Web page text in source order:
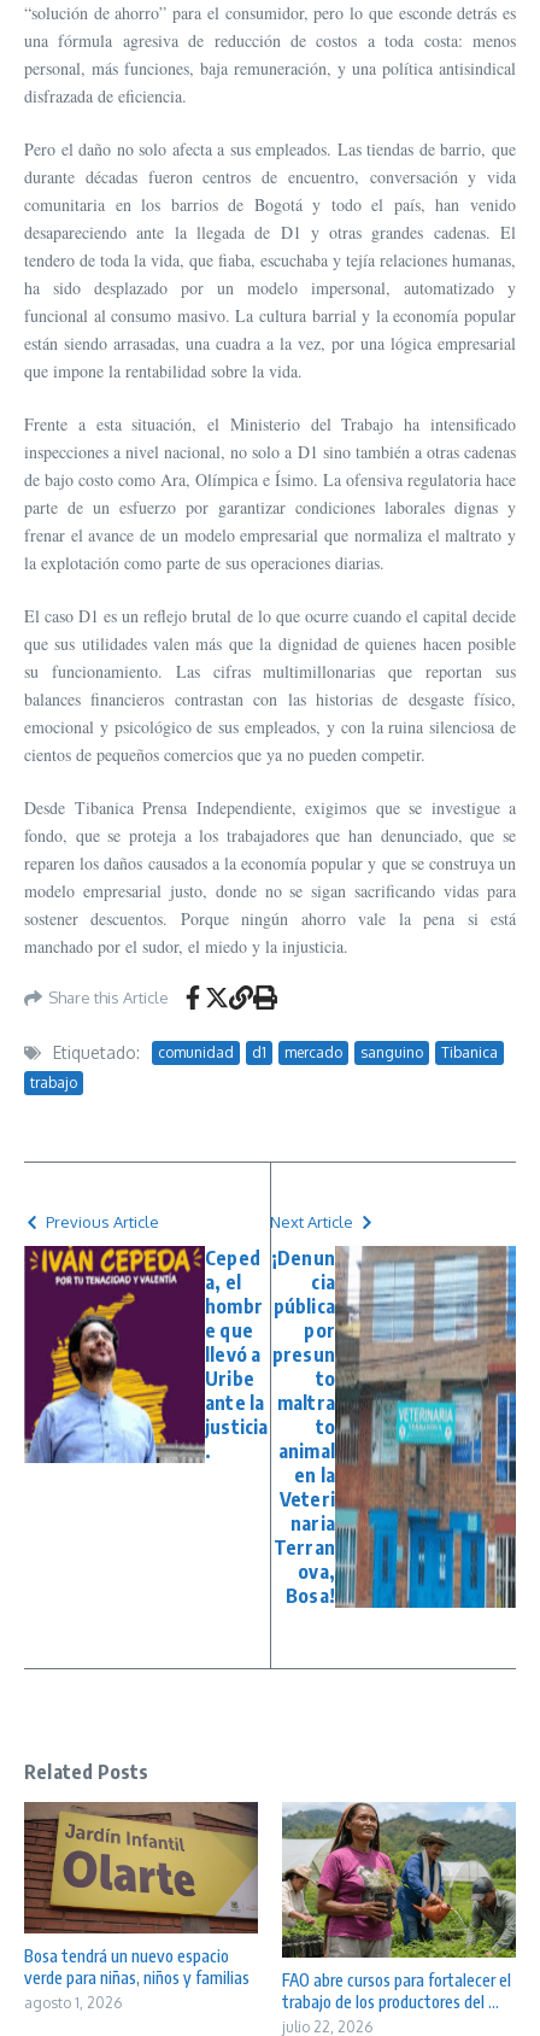
“solución de ahorro” para el consumidor, pero lo que esconde detrás es
una fórmula agresiva de reducción de costos a toda costa: menos
personal, más funciones, baja remuneración, y una política antisindical
disfrazada de eficiencia.
Pero el daño no solo afecta a sus empleados. Las tiendas de barrio, que
durante décadas fueron centros de encuentro, conversación y vida
comunitaria en los barrios de Bogotá y todo el país, han venido
desapareciendo ante la llegada de D1 y otras grandes cadenas. El
tendero de toda la vida, que fiaba, escuchaba y tejía relaciones humanas,
ha sido desplazado por un modelo impersonal, automatizado y
funcional al consumo masivo. La cultura barrial y la economía popular
están siendo arrasadas, una cuadra a la vez, por una lógica empresarial
que impone la rentabilidad sobre la vida.
Frente a esta situación, el Ministerio del Trabajo ha intensificado
inspecciones a nivel nacional, no solo a D1 sino también a otras cadenas
de bajo costo como Ara, Olímpica e Ísimo. La ofensiva regulatoria hace
parte de un esfuerzo por garantizar condiciones laborales dignas y
frenar el avance de un modelo empresarial que normaliza el maltrato y
la explotación como parte de sus operaciones diarias.
El caso D1 es un reflejo brutal de lo que ocurre cuando el capital decide
que sus utilidades valen más que la dignidad de quienes hacen posible
su funcionamiento. Las cifras multimillonarias que reportan sus
balances financieros contrastan con las historias de desgaste físico,
emocional y psicológico de sus empleados, y con la ruina silenciosa de
cientos de pequeños comercios que ya no pueden competir.
Desde Tibanica Prensa Independiente, exigimos que se investigue a
fondo, que se proteja a los trabajadores que han denunciado, que se
reparen los daños causados a la economía popular y que se construya un
modelo empresarial justo, donde no se sigan sacrificando vidas para
sostener descuentos. Porque ningún ahorro vale la pena si está
manchado por el sudor, el miedo y la injusticia.
Share this Article
Etiquetado: comunidad d1 mercado sanguino
Tibanica
trabajo
Previous Article
Ceped
a, el
hombr
e que
llevó a
Uribe
ante la
justicia
.
Next Article
¡Denun
cia
pública
por
presun
to
maltra
to
animal
en la
Veteri
naria
Terran
ova,
Bosa!
Related Posts
Bosa tendrá un nuevo espacio
verde para niñas, niños y familias
agosto 1, 2026
FAO abre cursos para fortalecer el
trabajo de los productores del ...
julio 22, 2026